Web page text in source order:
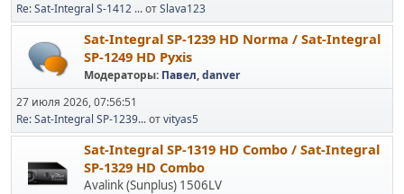
Re: Sat-Integral S-1412 ...отSlava123
Sat-Integral SP-1239 HD Norma / Sat-Integral
SP-1249 HD Pyxis
Модераторы: Павел,danver
27 июля 2026, 07:56:51
Re: Sat-Integral SP-1239...отvityas5
Sat-Integral SP-1319 HD Combo / Sat-Integral
SP-1329 HD Combo
Avalink (Sunplus) 1506LV